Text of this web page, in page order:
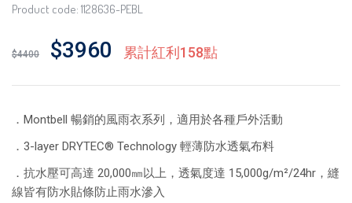
Product code: 1128636-PEBL
$4400 $3960 累計紅利158點
．Montbell 暢銷的風雨衣系列，適用於各種戶外活動
．3-layer DRYTEC® Technology 輕薄防水透氣布料
．抗水壓可高達 20,000㎜以上，透氣度達 15,000g/m²/24hr，縫
線皆有防水貼條防止雨水滲入